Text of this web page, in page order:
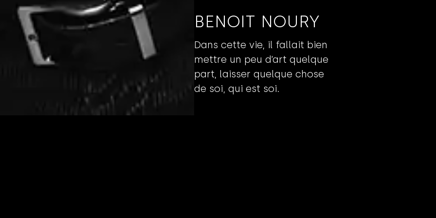
BENOIT NOURY
Dans cette vie, il fallait bien
mettre un peu d’art quelque
part, laisser quelque chose
de soi, qui est soi.